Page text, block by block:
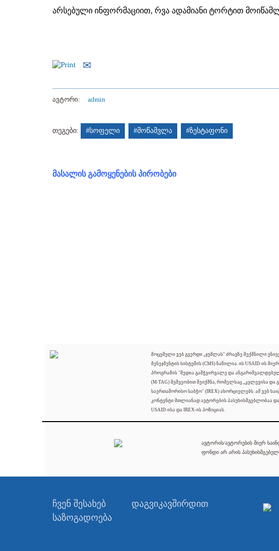
არსებული ინფორმაციით, რვა ადამიანი ტორტით
ავტორი: admin
თეგები: #სოფელი #მოწამვლა #ზესტაფონი
მასალის გამოყენების პირობები
მოცემული ვებ გვერდი „ჯუმლას" ძრავზე შექმნილი
მენეჯმენტის სისტემის (CMS) ნაწილია. ის USAID-ის
პროგრამის "მედია გამჭვირვალე და
(M-TAG) მეშვეობით შეიქმნა, რომელსაც „კვლევისა და
საერთაშორისო საბჭო" (IREX) ახორციელებს. ამ ვებ
კონტენტი მთლიანად ავტორების პასუხისმგებლობაა
USAID-ისა და IREX-ის პოზიციას.
ავტორის/ავტორების მიერ
ფონდი არ არის
ჩვენ შესახებ
დაგვიკავშირდით
საზოგადოება